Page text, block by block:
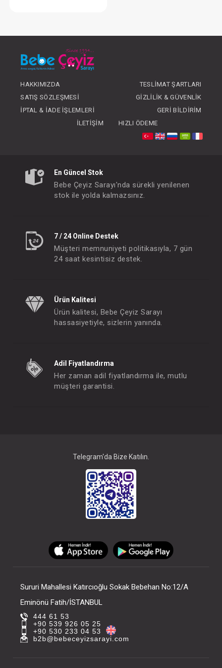
OLUNUZ
HAKKIMIZDA
TESLIMAT ŞARTLARI
SATIŞ SÖZLEŞMESI
GIZLILIK & GÜVENLIK
İPTAL & İADE İŞLEMLERI
GERI BILDIRIM
İLETIŞIM
HIZLI ÖDEME
En Güncel Stok
Bebe Çeyiz Sarayı'nda sürekli yenilenen
stok ile yolda kalmazsınız.
7 / 24 Online Destek
Müşteri memnuniyeti politikasıyla, 7 gün
24 saat kesintisiz destek.
Ürün Kalitesi
Ürün kalitesi, Bebe Çeyiz Sarayı
hassasiyetiyle, sizlerin yanında.
Adil Fiyatlandırma
Her zaman adil fiyatlandırma ile, mutlu
müşteri garantisi.
Telegram'da Bize Katılın.
Sururi Mahallesi Katırcıoğlu Sokak Bebehan No:12/A
Eminönü Fatih/İSTANBUL
444 61 53
+90 539 926 05 25
+90 530 233 04 53
b2b@bebeceyizsarayi.com